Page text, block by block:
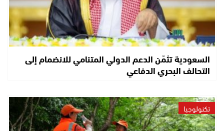
السعودية تثمّن الدعم الدولي المتنامي للانضمام إلى
التحالف البحري الدفاعي
تكنولوجيا